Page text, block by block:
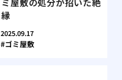
縁
2025.09.17
ゴミ屋敷